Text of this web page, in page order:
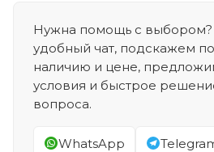
Нужна помощь с
удобный чат, подскажем
наличию и цене,
условия и быстрое
вопроса.
WhatsApp